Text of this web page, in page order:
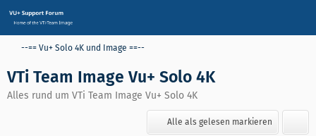
--== Vu+ Solo 4K und Image ==--
VTi Team Image Vu+ Solo 4K
Alles rund um VTi Team Image Vu+ Solo 4K
Alle als gelesen markieren